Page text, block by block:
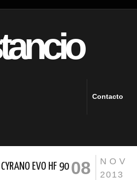
Contacto
EVO HF 90
NOV
2013
08